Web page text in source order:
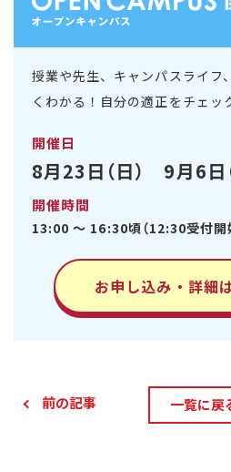
授業や先生、キャンパスライフ
くわかる！自分の適正をチェッ
開催日
8月23日（日） 9月6日
開催時間
13:00 ～ 16:30頃（12:30受付開
お申し込み・詳細
前の記事 一覧に戻